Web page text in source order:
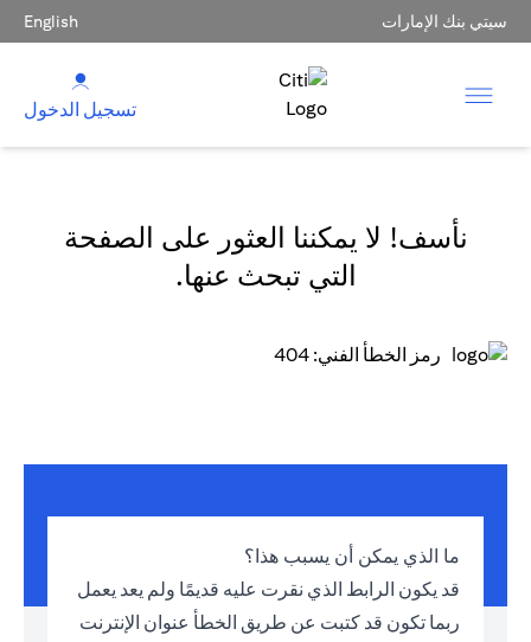
سيتي بنك الإمارات English
تسجيل الدخول
نأسف! لا يمكننا العثور على الصفحة
التي تبحث عنها.
رمز الخطأ الفني: 404
ما الذي يمكن أن يسبب هذا؟
قد يكون الرابط الذي نقرت عليه قديمًا ولم يعد يعمل
ربما تكون قد كتبت عن طريق الخطأ عنوان الإنترنت